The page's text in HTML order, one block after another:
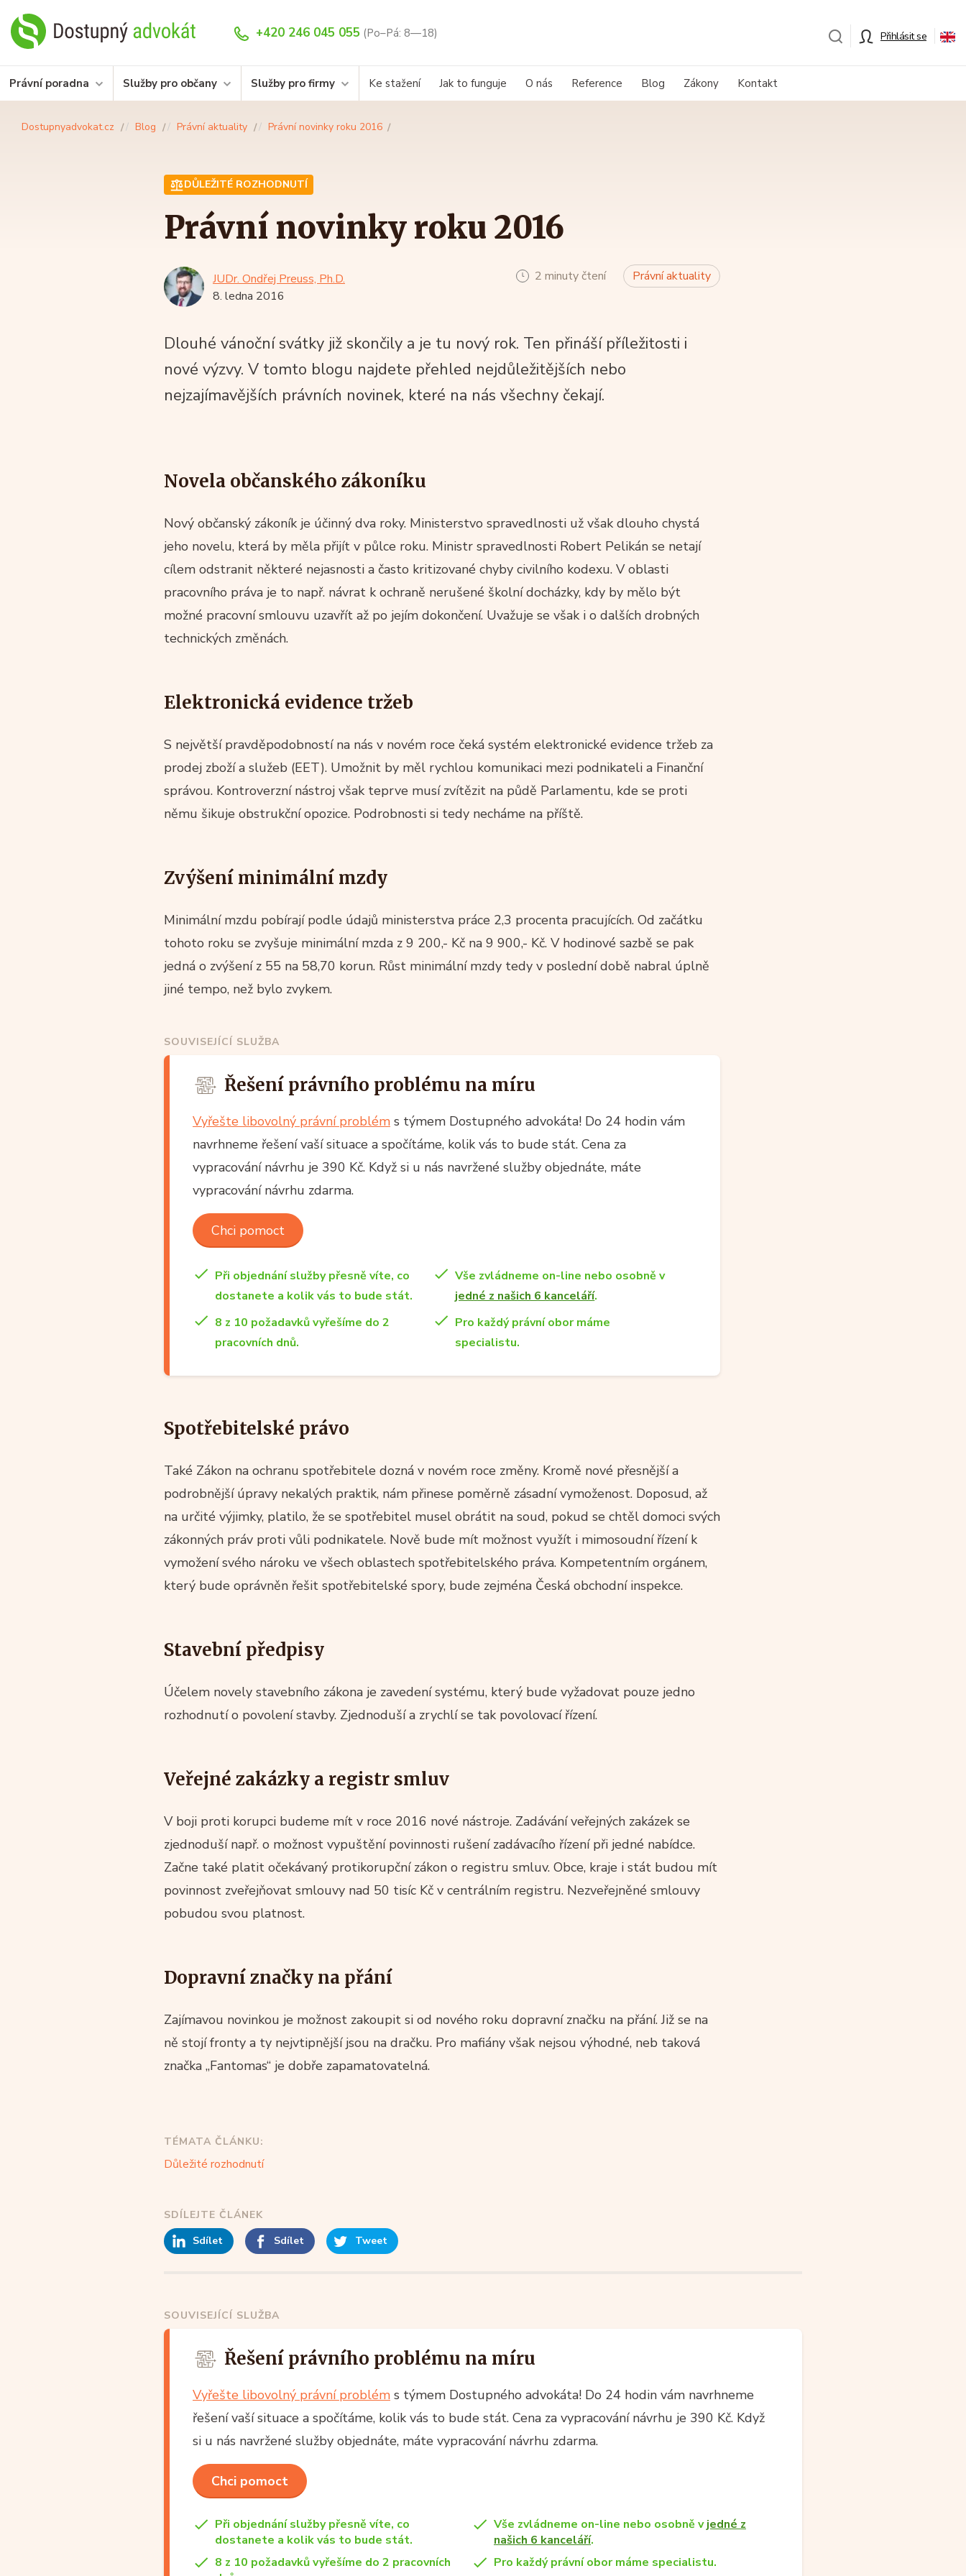
+420 246 045 055 (Po–Pá: 8—18) Přihlásit se
Právní poradna Služby pro občany Služby pro firmy Ke stažení Jak to funguje O nás Reference Blog Zákony Kontakt
Dostupnyadvokat.cz Blog Právní aktuality Právní novinky roku 2016
DŮLEŽITÉ ROZHODNUTÍ
Právní novinky roku 2016
JUDr. Ondřej Preuss, Ph.D.
8. ledna 2016
2 minuty čtení Právní aktuality
Dlouhé vánoční svátky již skončily a je tu nový rok. Ten přináší příležitosti i
nové výzvy. V tomto blogu najdete přehled nejdůležitějších nebo
nejzajímavějších právních novinek, které na nás všechny čekají.
Novela občanského zákoníku
Nový občanský zákoník je účinný dva roky. Ministerstvo spravedlnosti už však dlouho chystá
jeho novelu, která by měla přijít v půlce roku. Ministr spravedlnosti Robert Pelikán se netají
cílem odstranit některé nejasnosti a často kritizované chyby civilního kodexu. V oblasti
pracovního práva je to např. návrat k ochraně nerušené školní docházky, kdy by mělo být
možné pracovní smlouvu uzavřít až po jejím dokončení. Uvažuje se však i o dalších drobných
technických změnách.
Elektronická evidence tržeb
S největší pravděpodobností na nás v novém roce čeká systém elektronické evidence tržeb za
prodej zboží a služeb (EET). Umožnit by měl rychlou komunikaci mezi podnikateli a Finanční
správou. Kontroverzní nástroj však teprve musí zvítězit na půdě Parlamentu, kde se proti
němu šikuje obstrukční opozice. Podrobnosti si tedy necháme na příště.
Zvýšení minimální mzdy
Minimální mzdu pobírají podle údajů ministerstva práce 2,3 procenta pracujících. Od začátku
tohoto roku se zvyšuje minimální mzda z 9 200,- Kč na 9 900,- Kč. V hodinové sazbě se pak
jedná o zvýšení z 55 na 58,70 korun. Růst minimální mzdy tedy v poslední době nabral úplně
jiné tempo, než bylo zvykem.
SOUVISEJÍCÍ SLUŽBA
Řešení právního problému na míru
Vyřešte libovolný právní problém s týmem Dostupného advokáta! Do 24 hodin vám
navrhneme řešení vaší situace a spočítáme, kolik vás to bude stát. Cena za
vypracování návrhu je 390 Kč. Když si u nás navržené služby objednáte, máte
vypracování návrhu zdarma.
Chci pomoct
Při objednání služby přesně víte, co
dostanete a kolik vás to bude stát.
Vše zvládneme on-line nebo osobně v
jedné z našich 6 kanceláří.
8 z 10 požadavků vyřešíme do 2
pracovních dnů.
Pro každý právní obor máme
specialistu.
Spotřebitelské právo
Také Zákon na ochranu spotřebitele dozná v novém roce změny. Kromě nové přesnější a
podrobnější úpravy nekalých praktik, nám přinese poměrně zásadní vymoženost. Doposud, až
na určité výjimky, platilo, že se spotřebitel musel obrátit na soud, pokud se chtěl domoci svých
zákonných práv proti vůli podnikatele. Nově bude mít možnost využít i mimosoudní řízení k
vymožení svého nároku ve všech oblastech spotřebitelského práva. Kompetentním orgánem,
který bude oprávněn řešit spotřebitelské spory, bude zejména Česká obchodní inspekce.
Stavební předpisy
Účelem novely stavebního zákona je zavedení systému, který bude vyžadovat pouze jedno
rozhodnutí o povolení stavby. Zjednoduší a zrychlí se tak povolovací řízení.
Veřejné zakázky a registr smluv
V boji proti korupci budeme mít v roce 2016 nové nástroje. Zadávání veřejných zakázek se
zjednoduší např. o možnost vypuštění povinnosti rušení zadávacího řízení při jedné nabídce.
Začne také platit očekávaný protikorupční zákon o registru smluv. Obce, kraje i stát budou mít
povinnost zveřejňovat smlouvy nad 50 tisíc Kč v centrálním registru. Nezveřejněné smlouvy
pobudou svou platnost.
Dopravní značky na přání
Zajímavou novinkou je možnost zakoupit si od nového roku dopravní značku na přání. Již se na
ně stojí fronty a ty nejvtipnější jsou na dračku. Pro mafiány však nejsou výhodné, neb taková
značka „Fantomas“ je dobře zapamatovatelná.
TÉMATA ČLÁNKU:
Důležité rozhodnutí
SDÍLEJTE ČLÁNEK
Sdílet
Sdílet Tweet
SOUVISEJÍCÍ SLUŽBA
Řešení právního problému na míru
Vyřešte libovolný právní problém s týmem Dostupného advokáta! Do 24 hodin vám navrhneme
řešení vaší situace a spočítáme, kolik vás to bude stát. Cena za vypracování návrhu je 390 Kč. Když
si u nás navržené služby objednáte, máte vypracování návrhu zdarma.
Chci pomoct
Při objednání služby přesně víte, co
dostanete a kolik vás to bude stát.
Vše zvládneme on-line nebo osobně vjedné z
našich 6 kanceláří.
8 z 10 požadavků vyřešíme do 2 pracovních
Pro každý právní obor máme specialistu.